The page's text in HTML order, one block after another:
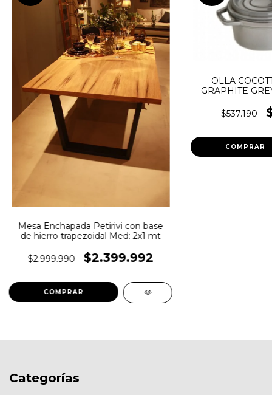
Mesa Enchapada Petirivi con base
de hierro trapezoidal Med: 2x1 mt
$2.999.990 $2.399.992
OLLA
GRAPHITE
$537.190
Categorías